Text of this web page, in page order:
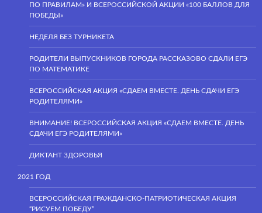
ПО ПРАВИЛАМ» И ВСЕРОССИЙСКОЙ АКЦИИ «100 БАЛЛОВ ДЛЯ
ПОБЕДЫ»
НЕДЕЛЯ БЕЗ ТУРНИКЕТА
РОДИТЕЛИ ВЫПУСКНИКОВ ГОРОДА РАССКАЗОВО СДАЛИ ЕГЭ
ПО МАТЕМАТИКЕ
ВСЕРОССИЙСКАЯ АКЦИЯ «СДАЕМ ВМЕСТЕ. ДЕНЬ СДАЧИ ЕГЭ
РОДИТЕЛЯМИ»
ВНИМАНИЕ! ВСЕРОССИЙСКАЯ АКЦИЯ «СДАЕМ ВМЕСТЕ. ДЕНЬ
СДАЧИ ЕГЭ РОДИТЕЛЯМИ»
ДИКТАНТ ЗДОРОВЬЯ
2021 ГОД
ВСЕРОССИЙСКАЯ ГРАЖДАНСКО-ПАТРИОТИЧЕСКАЯ АКЦИЯ
“РИСУЕМ ПОБЕДУ”